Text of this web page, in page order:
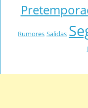
Rumores Salidas